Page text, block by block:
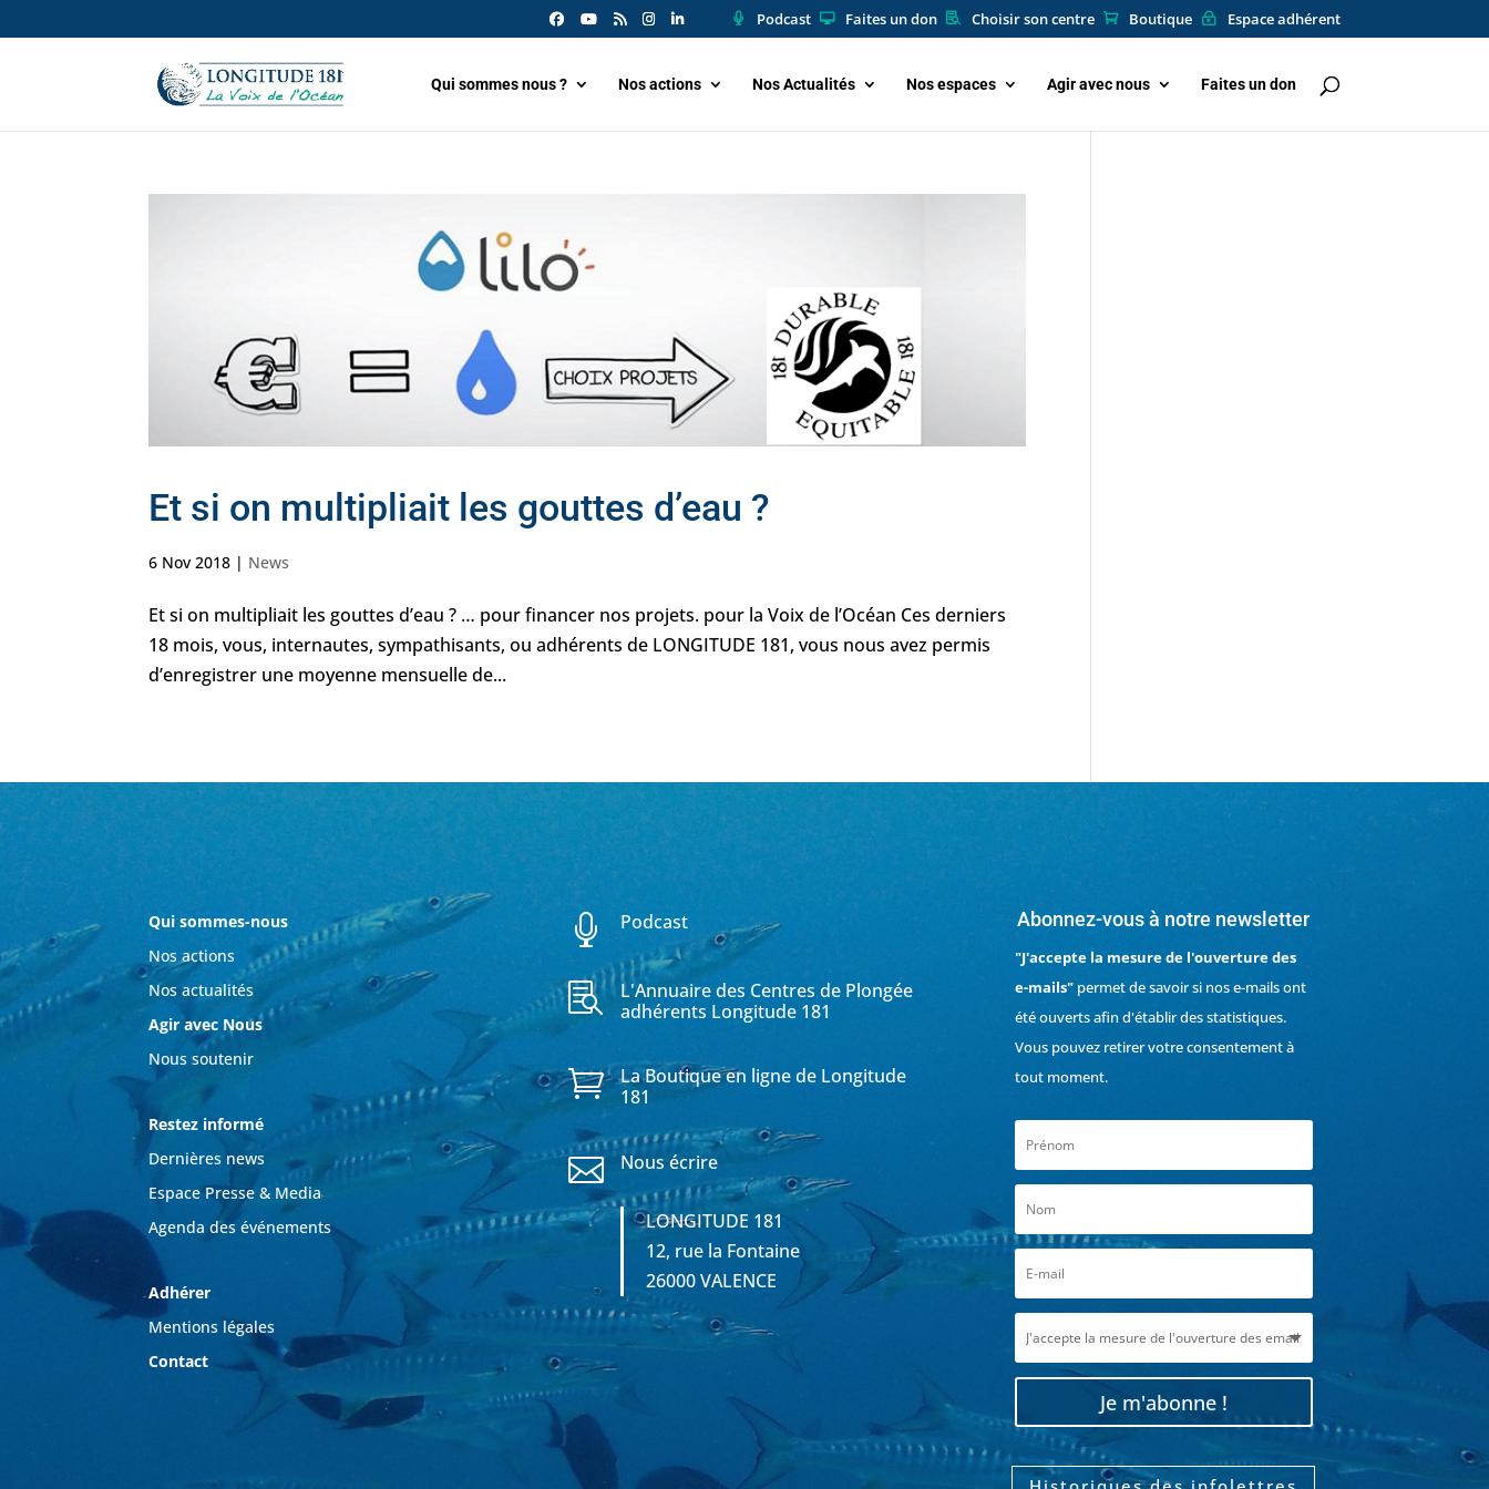
Podcast Faites un don Choisir son centre Boutique Espace adhérent
Qui sommes nous ? Nos actions Nos Actualités Nos espaces Agir avec nous Faites un don
Et si on multipliait les gouttes d’eau ?
6 Nov 2018 | News
Et si on multipliait les gouttes d’eau ? … pour financer nos projets. pour la Voix de l’Océan Ces derniers
18 mois, vous, internautes, sympathisants, ou adhérents de LONGITUDE 181, vous nous avez permis
d’enregistrer une moyenne mensuelle de...
Qui sommes-nous
Nos actions
Nos actualités
Agir avec Nous
Nous soutenir
Restez informé
Dernières news
Espace Presse & Media
Agenda des événements
Adhérer
Mentions légales
Contact
 Podcast

L'Annuaire des Centres de Plongée
adhérents Longitude 181

La Boutique en ligne de Longitude
181
 Nous écrire
LONGITUDE 181
12, rue la Fontaine
26000 VALENCE
Abonnez-vous à notre newsletter
"J'accepte la mesure de l'ouverture des
e-mails"permet de savoir si nos e-mails ont
été ouverts afin d'établir des statistiques.
Vous pouvez retirer votre consentement à
tout moment.
Je m'abonne !